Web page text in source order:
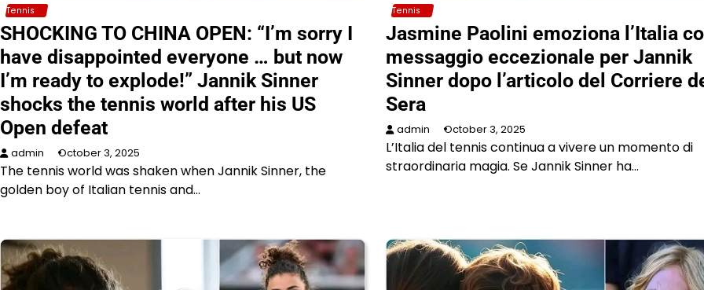
Tennis
SHOCKING TO CHINA OPEN: “I’m sorry I
have disappointed everyone … but now
I’m ready to explode!” Jannik Sinner
shocks the tennis world after his US
Open defeat
admin October 3, 2025
The tennis world was shaken when Jannik Sinner, the
golden boy of Italian tennis and…
Tennis
Jasmine Paolini emoziona l’Italia
messaggio eccezionale per Jannik
Sinner dopo l’articolo del Corriere
Sera
admin October 3, 2025
L’Italia del tennis continua a vivere un momento di
straordinaria magia. Se Jannik Sinner ha…